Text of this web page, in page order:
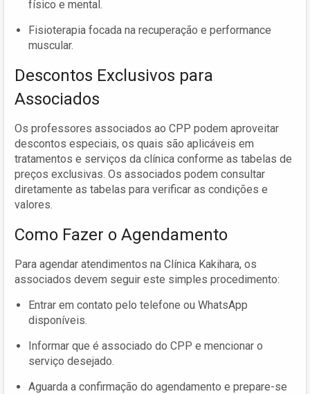
físico e mental.
Fisioterapia focada na recuperação e performance
muscular.
Descontos Exclusivos para
Associados
Os professores associados ao CPP podem aproveitar
descontos especiais, os quais são aplicáveis em
tratamentos e serviços da clínica conforme as tabelas de
preços exclusivas. Os associados podem consultar
diretamente as tabelas para verificar as condições e
valores.
Como Fazer o Agendamento
Para agendar atendimentos na Clínica Kakihara, os
associados devem seguir este simples procedimento:
Entrar em contato pelo telefone ou WhatsApp
disponíveis.
Informar que é associado do CPP e mencionar o
serviço desejado.
Aguarda a confirmação do agendamento e prepare-se